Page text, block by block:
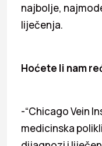
najbolje,
liječenja.
Hoćete li nam
-“Chicago Vein
medicinska